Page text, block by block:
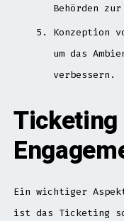
Behörden
Konzeption
um das
verbessern.
Ticketing
Ein wichtiger
ist das Ticketing